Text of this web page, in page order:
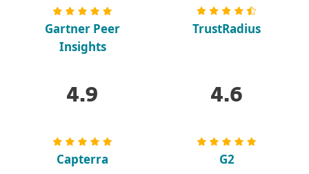
Gartner Peer
Insights
TrustRadius
4.9
Capterra
4.6
G2